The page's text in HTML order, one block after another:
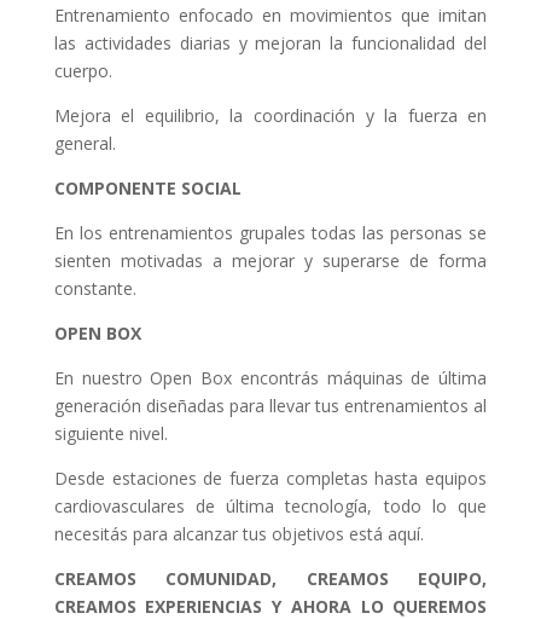
Entrenamiento enfocado en movimientos que imitan
las actividades diarias y mejoran la funcionalidad del
cuerpo.
Mejora el equilibrio, la coordinación y la fuerza en
general.
COMPONENTE SOCIAL
En los entrenamientos grupales todas las personas se
sienten motivadas a mejorar y superarse de forma
constante.
OPEN BOX
En nuestro Open Box encontrás máquinas de última
generación diseñadas para llevar tus entrenamientos al
siguiente nivel.
Desde estaciones de fuerza completas hasta equipos
cardiovasculares de última tecnología, todo lo que
necesitás para alcanzar tus objetivos está aquí.
CREAMOS COMUNIDAD, CREAMOS EQUIPO,
CREAMOS EXPERIENCIAS Y AHORA LO QUEREMOS